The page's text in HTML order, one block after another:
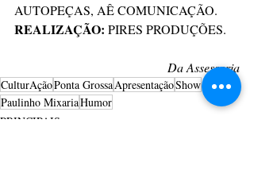
AUTOPEÇAS, AÊ COMUNICAÇÃO.
REALIZAÇÃO: PIRES PRODUÇÕES.
Da Assessoria
CulturAçãoPonta GrossaApresentaçãoShow
Paulinho MixariaHumor
PRINCIPAIS